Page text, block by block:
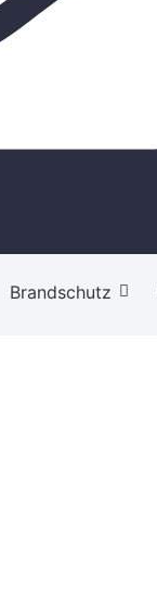
Brandschutz